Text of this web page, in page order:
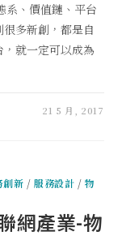
系、價值鏈、平台
多新創，都是自
就一定可以成為
21 5 月, 2017
創新 /服務設計 /物
網產業-物